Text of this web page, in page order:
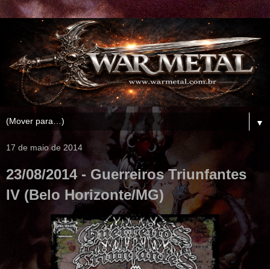
▼
17 de maio de 2014
23/08/2014 - Guerreiros Triunfantes
IV (Belo Horizonte/MG)